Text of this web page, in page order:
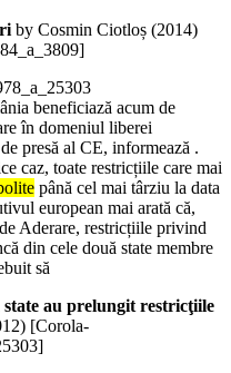
by Cosmin Ciotloș (2014)
beneficiază acum de
în domeniul liberei
presă al CE, informează .
caz, toate restricțiile care mai
până cel mai târziu la data
european mai arată că,
Aderare, restricțiile privind
din cele două state membre
să
au prelungit restricţiile
) [Corola-